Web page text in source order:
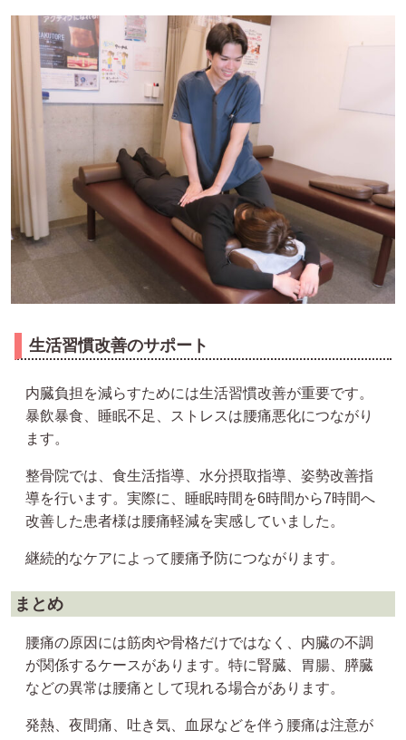
生活習慣改善のサポート
内臓負担を減らすためには生活習慣改善が重要です。
暴飲暴食、睡眠不足、ストレスは腰痛悪化につながり
ます。
整骨院では、食生活指導、水分摂取指導、姿勢改善指
導を行います。実際に、睡眠時間を6時間から7時間へ
改善した患者様は腰痛軽減を実感していました。
継続的なケアによって腰痛予防につながります。
まとめ
腰痛の原因には筋肉や骨格だけではなく、内臓の不調
が関係するケースがあります。特に腎臓、胃腸、膵臓
などの異常は腰痛として現れる場合があります。
発熱、夜間痛、吐き気、血尿などを伴う腰痛は注意が